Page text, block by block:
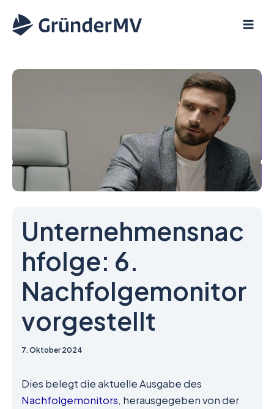
Inhalt
Unternehmensnac
hfolge: 6.
Nachfolgemonitor
vorgestellt
7. Oktober 2024
Dies belegt die aktuelle Ausgabe des
Nachfolgemonitors, herausgegeben von der